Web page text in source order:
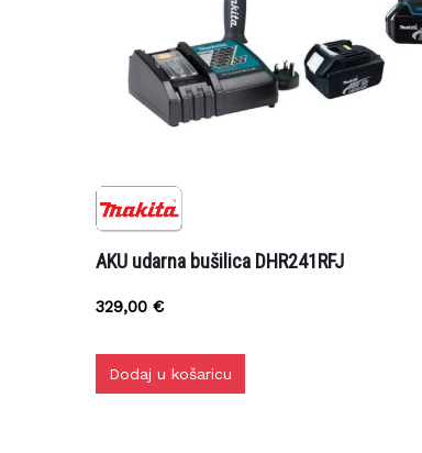
AKU udarna bušilica DHR241RFJ
329,00€
Dodaj u košaricu